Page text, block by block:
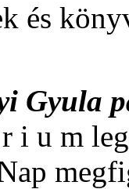
és
Gyula
i u m